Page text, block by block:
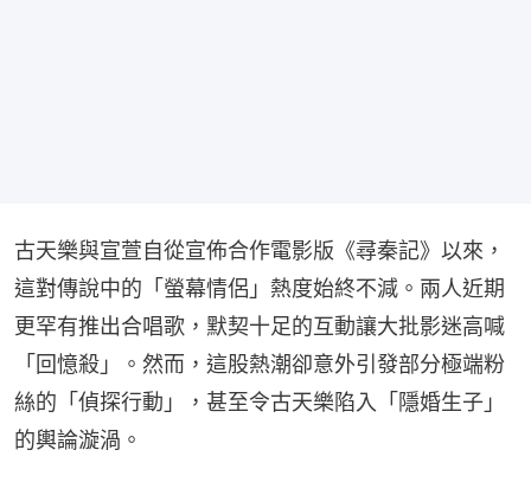
古天樂與宣萱自從宣佈合作電影版《尋秦記》以來，
這對傳說中的「螢幕情侶」熱度始終不減。兩人近期
更罕有推出合唱歌，默契十足的互動讓大批影迷高喊
「回憶殺」。然而，這股熱潮卻意外引發部分極端粉
絲的「偵探行動」，甚至令古天樂陷入「隱婚生子」
的輿論漩渦。